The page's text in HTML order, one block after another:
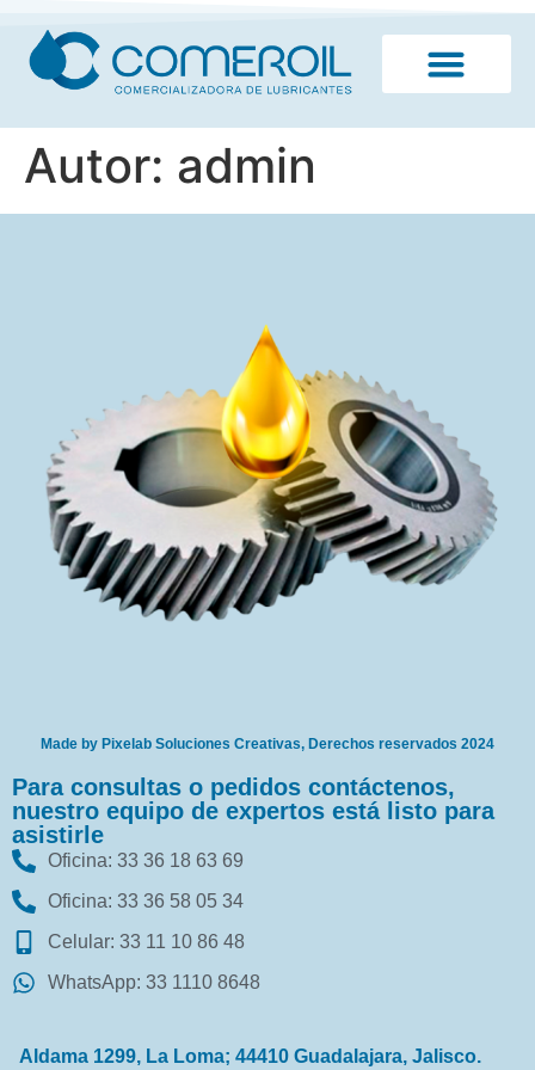
Autor: admin
Made by Pixelab Soluciones Creativas, Derechos reservados 2024
Para consultas o pedidos contáctenos,
nuestro equipo de expertos está listo para
asistirle
Oficina: 33 36 18 63 69
Oficina: 33 36 58 05 34
Celular: 33 11 10 86 48
WhatsApp: 33 1110 8648
Aldama 1299, La Loma; 44410 Guadalajara, Jalisco.